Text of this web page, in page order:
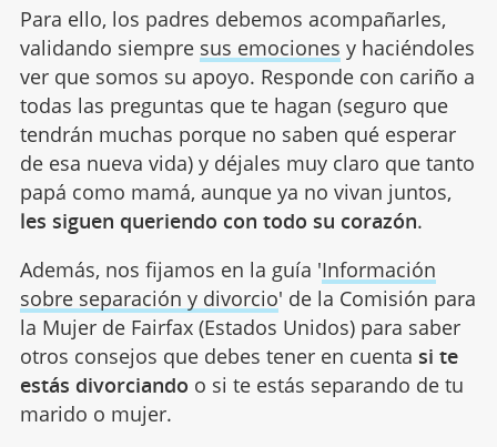
Para ello, los padres debemos acompañarles,
validando siempre sus emociones y haciéndoles
ver que somos su apoyo. Responde con cariño a
todas las preguntas que te hagan (seguro que
tendrán muchas porque no saben qué esperar
de esa nueva vida) y déjales muy claro que tanto
papá como mamá, aunque ya no vivan juntos,
les siguen queriendo con todo su corazón.
Además, nos fijamos en la guía 'Información
sobre separación y divorcio' de la Comisión para
la Mujer de Fairfax (Estados Unidos) para saber
otros consejos que debes tener en cuenta si te
estás divorciando o si te estás separando de tu
marido o mujer.